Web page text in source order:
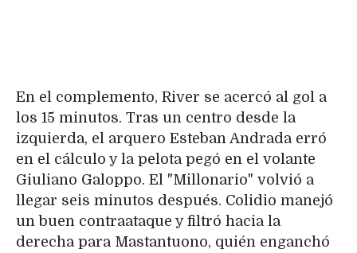
En el complemento, River se acercó al gol a
los 15 minutos. Tras un centro desde la
izquierda, el arquero Esteban Andrada erró
en el cálculo y la pelota pegó en el volante
Giuliano Galoppo. El "Millonario" volvió a
llegar seis minutos después. Colidio manejó
un buen contraataque y filtró hacia la
derecha para Mastantuono, quién enganchó